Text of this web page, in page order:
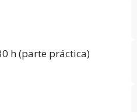
h (parte práctica)